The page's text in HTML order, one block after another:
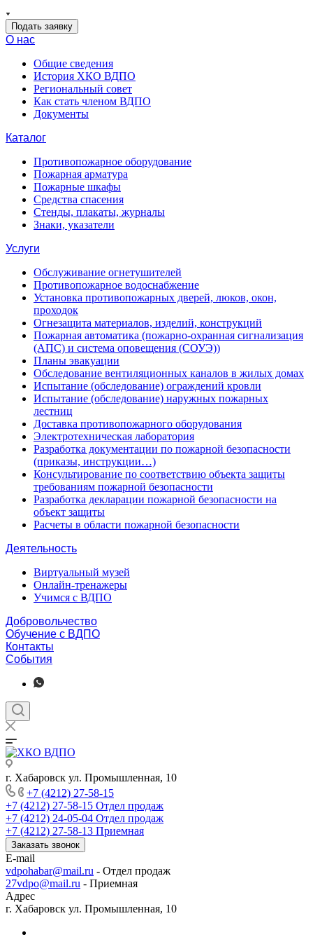
Подать заявку
О нас
Общие сведения
История ХКО ВДПО
Региональный совет
Как стать членом ВДПО
Документы
Каталог
Противопожарное оборудование
Пожарная арматура
Пожарные шкафы
Средства спасения
Стенды, плакаты, журналы
Знаки, указатели
Услуги
Обслуживание огнетушителей
Противопожарное водоснабжение
Установка противопожарных дверей, люков, окон,
проходок
Огнезащита материалов, изделий, конструкций
Пожарная автоматика (пожарно-охранная сигнализация
(АПС) и система оповещения (СОУЭ))
Планы эвакуации
Обследование вентиляционных каналов в жилых домах
Испытание (обследование) ограждений кровли
Испытание (обследование) наружных пожарных
лестниц
Доставка противопожарного оборудования
Электротехническая лаборатория
Разработка документации по пожарной безопасности
(приказы, инструкции…)
Консультирование по соответствию объекта защиты
требованиям пожарной безопасности
Разработка декларации пожарной безопасности на
объект защиты
Расчеты в области пожарной безопасности
Деятельность
Виртуальный музей
Онлайн-тренажеры
Учимся с ВДПО
Добровольчество
Обучение с ВДПО
Контакты
События
г. Хабаровск ул. Промышленная, 10
+7 (4212) 27-58-15
+7 (4212) 27-58-15 Отдел продаж
+7 (4212) 24-05-04 Отдел продаж
+7 (4212) 27-58-13 Приемная
Заказать звонок
E-mail
vdpohabar@mail.ru - Отдел продаж
27vdpo@mail.ru - Приемная
Адрес
г. Хабаровск ул. Промышленная, 10